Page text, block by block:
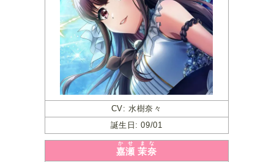
CV: 水樹奈々
誕生日: 09/01
嘉瀬
かせ
茉奈
まな